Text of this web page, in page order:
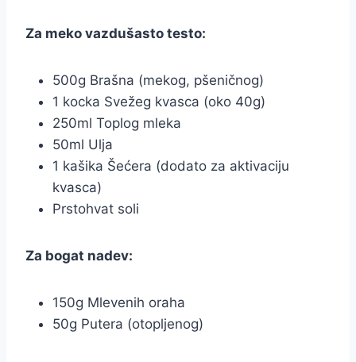
Za meko vazdušasto testo:
500g Brašna (mekog, pšeničnog)
1 kocka Svežeg kvasca (oko 40g)
250ml Toplog mleka
50ml Ulja
1 kašika Šećera (dodato za aktivaciju
kvasca)
Prstohvat soli
Za bogat nadev:
150g Mlevenih oraha
50g Putera (otopljenog)